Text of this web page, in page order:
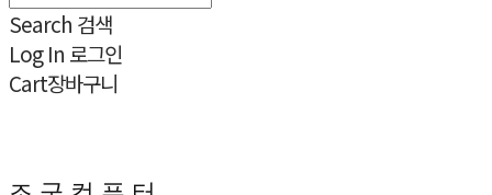
Search 검색
Log In 로그인
Cart장바구니